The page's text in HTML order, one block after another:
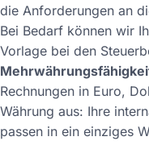
die Anforderungen an
Bei Bedarf können wir
Vorlage bei den
Rechnungen in Euro,
Währung aus: Ihre
passen in ein einziges